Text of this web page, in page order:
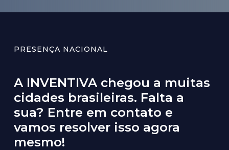
PRESENÇA NACIONAL
A INVENTIVA chegou a muitas
cidades brasileiras. Falta a
sua? Entre em contato e
vamos resolver isso agora
mesmo!